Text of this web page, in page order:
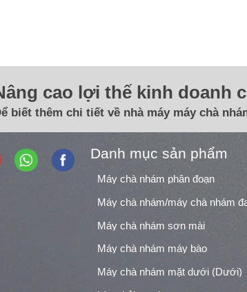
cao lợi thế kinh doanh
biết thêm chi tiết về nhà máy máy chà
Danh mục sản phẩm
Máy chà nhám phân đoạn
Máy chà nhám sơn mài
Máy chà nhám máy bào
Máy chà nhám mặt dưới (Dưới)